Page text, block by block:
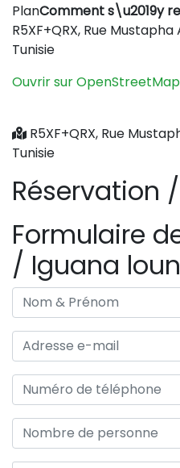
+
−
PlanComment s\u2019y
R5XF+QRX, Rue
Tunisie
Ouvrir sur OpenStreetMap
R5XF+QRX, Rue
Tunisie
Réservation
Formulaire
/ Iguana